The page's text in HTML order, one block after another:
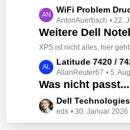
i
r
ä
g
e
z
t
e
B
i
r
ä
g
L
e
t
z
e
B
i
WiFi Problem
AntonAuerbach 22.
Weitere Dell
XPS ist nicht alles, hier
L
e
t
z
t
e
Latitude 7420 /
AllanReuter67 5.
Was nicht passt...
L
e
t
Dell Technologies kündigt
eds 30. Januar 2026